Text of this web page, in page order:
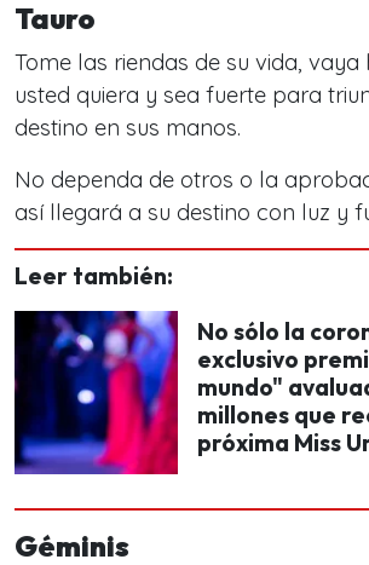
Tauro
Tome las riendas de su vida, vaya
usted quiera y sea fuerte para
destino en sus manos.
No dependa de otros o la
así llegará a su destino con luz y
Leer también:
No sólo la
exclusivo
mundo"
millones que
próxima Miss
Géminis